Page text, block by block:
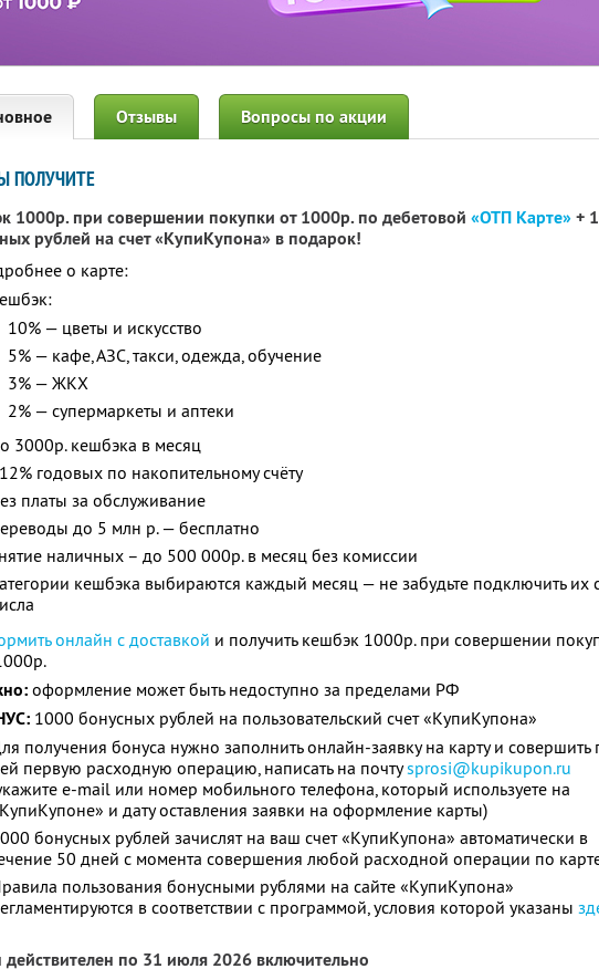
Отзывы Вопросы по акции
ПОЛУЧИТЕ
1000р. при совершении покупки от 1000р. по дебетовой «ОТП Карте»+
рублей на счет «КупиКупона» в подарок!
о карте:
10% — цветы и искусство
5% — кафе, АЗС, такси, одежда, обучение
3% — ЖКХ
2% — супермаркеты и аптеки
3000р. кешбэка в месяц
годовых по накопительному счёту
платы за обслуживание
до 5 млн р. — бесплатно
наличных – до 500 000р. в месяц без комиссии
кешбэка выбираются каждый месяц — не забудьте подключить их
онлайн с доставкой и получить кешбэк 1000р. при совершении
оформление может быть недоступно за пределами РФ
1000 бонусных рублей на пользовательский счет «КупиКупона»
получения бонуса нужно заполнить онлайн-заявку на карту и совершить
первую расходную операцию, написать на почтуsprosi@kupikupon.ru
e-mail или номер мобильного телефона, который используете на
и дату оставления заявки на оформление карты)
бонусных рублей зачислят на ваш счет «КупиКупона» автоматически в
50 дней с момента совершения любой расходной операции по
пользования бонусными рублями на сайте «КупиКупона»
в соответствии с программой, условия которой указаны
действителен по 31 июля 2026 включительно